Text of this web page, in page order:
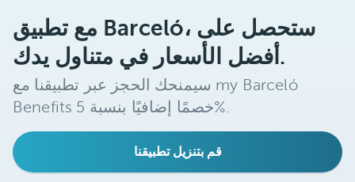
مع تطبيق Barceló، ستحصل على
أفضل الأسعار في متناول يدك.
سيمنحك الحجز عبر تطبيقنا مع my Barceló
Benefits خصمًا إضافيًا بنسبة 5%.
قم بتنزيل تطبيقنا